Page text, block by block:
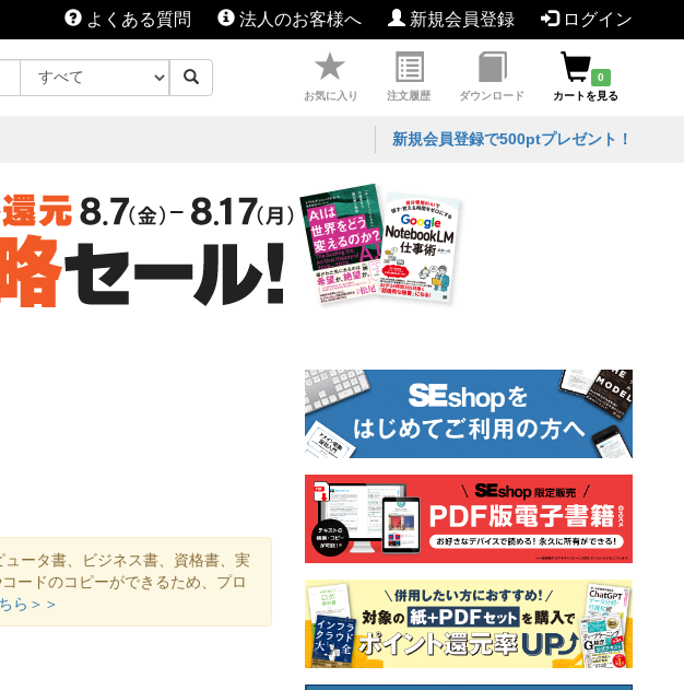
よくある質問 法人のお客様へ 新規会員登録 ログイン
お気に入り 注文履歴 ダウンロード
0
カートを見る
新規会員登録で500ptプレゼント！
ータ書、ビジネス書、資格書、実
ードのコピーができるため、プロ
ら＞＞